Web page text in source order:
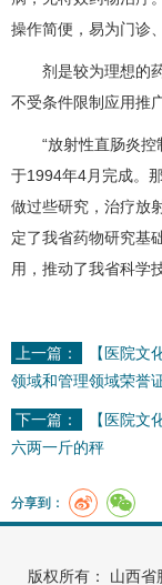
操作简便，易为门诊
剂是较为理想的药
不受条件限制应用推
“放射性直肠炎控制
于1994年4月完成。
做过些研究，治疗放
定了我省药物研究基
用，推动了我省科学
上一篇：
【医院
领域和管理领域荣誉
下一篇：
【医院
六两一斤的秤
分享到：
版权所有： 山西